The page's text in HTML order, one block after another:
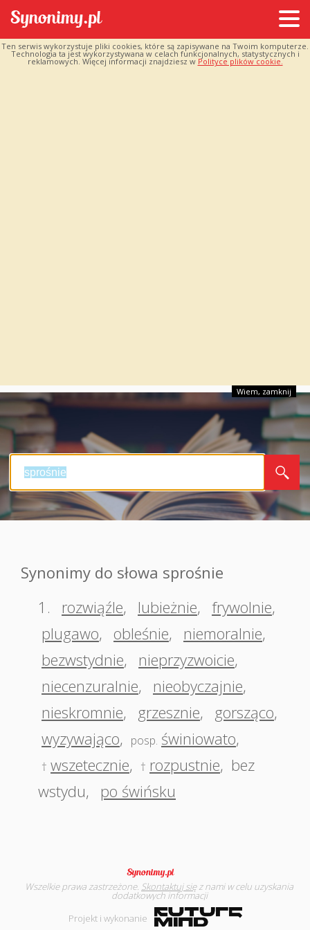
Ten serwis wykorzystuje pliki cookies, które są zapisywane na Twoim komputerze.
Technologia ta jest wykorzystywana w celach funkcjonalnych, statystycznych i
reklamowych. Więcej informacji znajdziesz w Polityce plików cookie.
Wiem, zamknij
Synonimy do słowa sprośnie
1.
rozwiąźle, lubieżnie, frywolnie,
plugawo, obleśnie, niemoralnie,
bezwstydnie, nieprzyzwoicie,
niecenzuralnie, nieobyczajnie,
nieskromnie, grzesznie, gorsząco,
wyzywająco, posp. świniowato,
† wszetecznie, † rozpustnie, bez
wstydu, po świńsku
Wszelkie prawa zastrzeżone. Skontaktuj sięz nami w celu uzyskania
dodatkowych informacji
Projekt i wykonanie